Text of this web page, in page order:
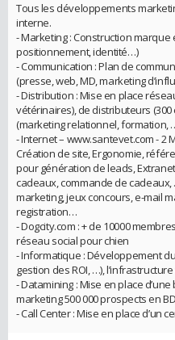
Tous les développements
interne.
- Marketing : Construction
positionnement, identité…)
- Communication : Plan de
(presse, web, MD, marketing
- Distribution : Mise en place
vétérinaires), de distributeurs
(marketing relationnel, formation,
- Internet – www.santevet.com - 2
Création de site, Ergonomie,
pour génération de leads,
cadeaux, commande de cadeaux,
marketing, jeux concours, e-mail
registration…
- Dogcity.com : + de 10000
réseau social pour chien
- Informatique : Développement
gestion des ROI, …),
- Datamining : Mise en place
marketing 500 000 prospects en
- Call Center : Mise en place d’un